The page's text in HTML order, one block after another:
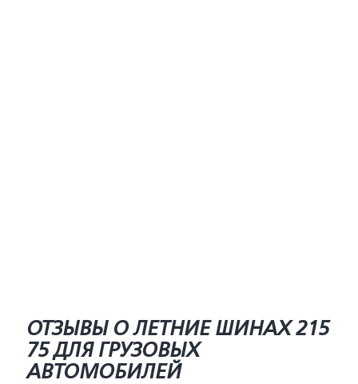
ОТЗЫВЫ О ЛЕТНИЕ ШИНАХ 215
75 ДЛЯ ГРУЗОВЫХ
АВТОМОБИЛЕЙ